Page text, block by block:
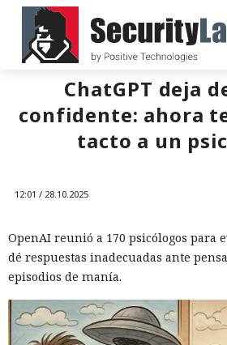
ChatGPT deja
confidente: ahora
tacto a un
12:01 / 28.10.2025
OpenAI reunió a 170 psicólogos para
dé respuestas inadecuadas ante
episodios de manía.